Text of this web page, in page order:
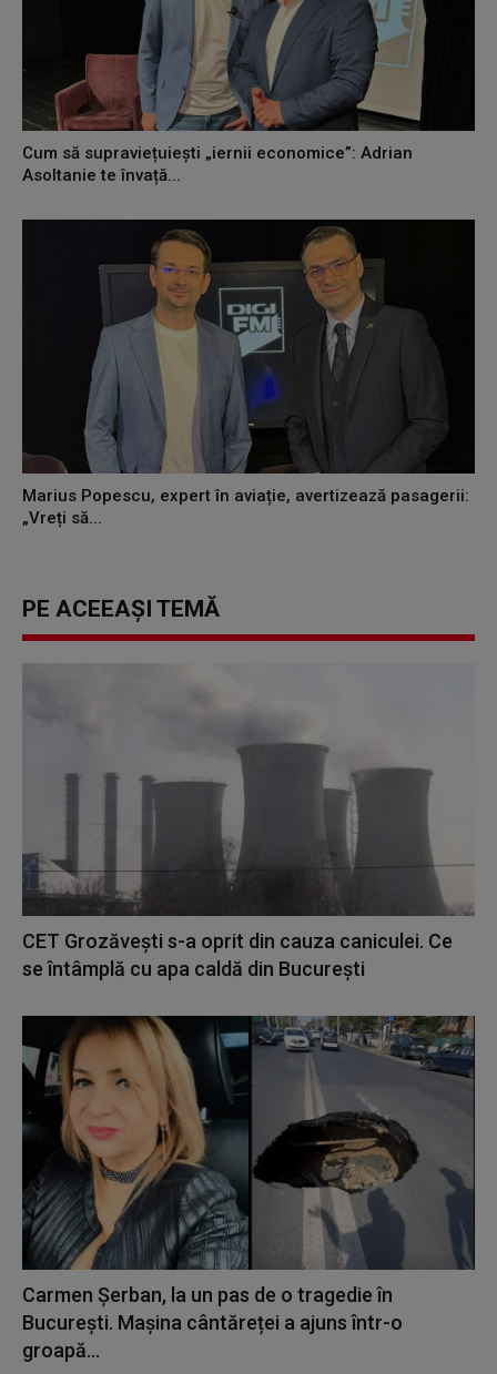
Cum să supraviețuiești „iernii economice”: Adrian
Asoltanie te învață...
Marius Popescu, expert în aviație, avertizează pasagerii:
„Vreți să...
PE ACEEAȘI TEMĂ
CET Grozăvești s-a oprit din cauza caniculei. Ce
se întâmplă cu apa caldă din București
Carmen Șerban, la un pas de o tragedie în
București. Mașina cântăreței a ajuns într-o
groapă...